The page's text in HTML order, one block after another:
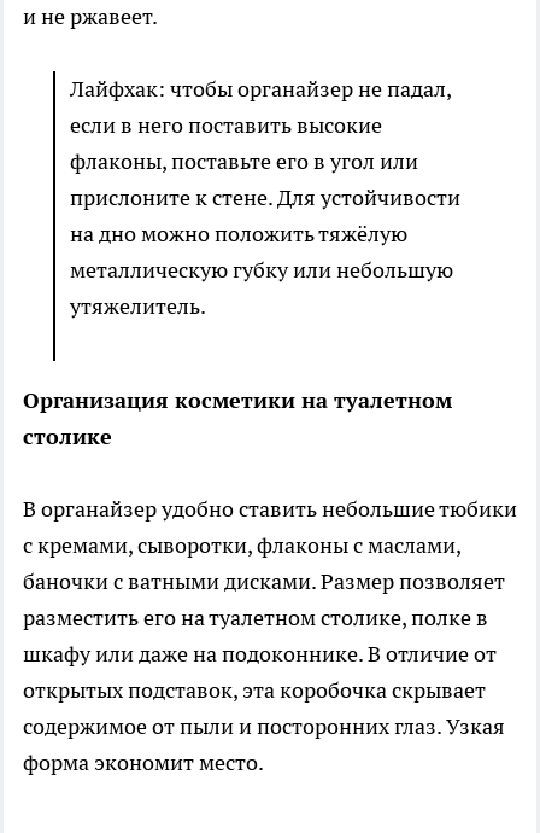
и не ржавеет.
Лайфхак: чтобы органайзер не падал,
если в него поставить высокие
флаконы, поставьте его в угол или
прислоните к стене. Для устойчивости
на дно можно положить тяжёлую
металлическую губку или небольшую
утяжелитель.
Организация косметики на туалетном
столике
В органайзер удобно ставить небольшие тюбики
с кремами, сыворотки, флаконы с маслами,
баночки с ватными дисками. Размер позволяет
разместить его на туалетном столике, полке в
шкафу или даже на подоконнике. В отличие от
открытых подставок, эта коробочка скрывает
содержимое от пыли и посторонних глаз. Узкая
форма экономит место.